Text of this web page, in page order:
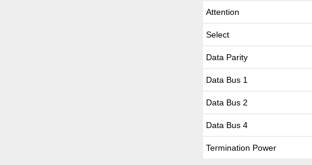
Attention
Select
Data Parity
Data Bus 1
Data Bus 2
Data Bus 4
Termination Power